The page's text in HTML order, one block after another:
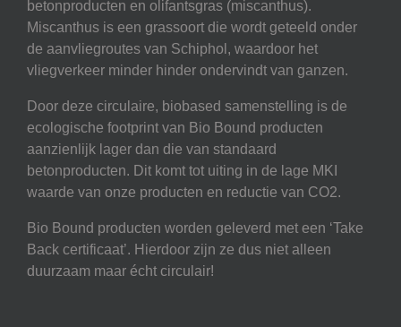
betonproducten en olifantsgras (miscanthus).
Miscanthus is een grassoort die wordt geteeld onder
de aanvliegroutes van Schiphol, waardoor het
vliegverkeer minder hinder ondervindt van ganzen.
Door deze circulaire, biobased samenstelling is de
ecologische footprint van Bio Bound producten
aanzienlijk lager dan die van standaard
betonproducten. Dit komt tot uiting in de lage MKI
waarde van onze producten en reductie van CO2.
Bio Bound producten worden geleverd met een ‘Take
Back certificaat’. Hierdoor zijn ze dus niet alleen
duurzaam maar écht circulair!